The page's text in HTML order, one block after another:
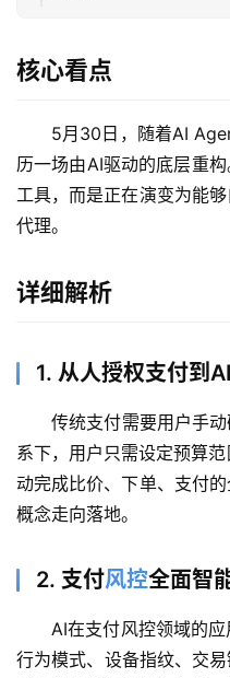
核心看点
5月30日，随着AI
历一场由AI驱动的底层重
工具，而是正在演变为能
代理。
详细解析
1. 从人授权支付到
传统支付需要用户手
系下，用户只需设定预算
动完成比价、下单、支付
概念走向落地。
2. 支付风控全面智
AI在支付风控领域的
行为模式、设备指纹、交